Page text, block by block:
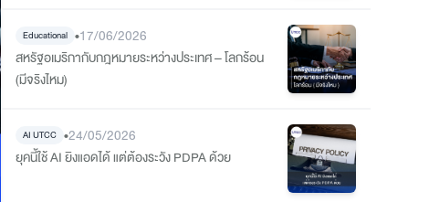
Educational •17/06/2026
สหรัฐอเมริกากับกฎหมายระหว่างประเทศ – โลกร้อน
(มีจริงไหม)
AI UTCC •24/05/2026
ยุคนี้ใช้ AI ยิงแอดได้ แต่ต้องระวัง PDPA ด้วย